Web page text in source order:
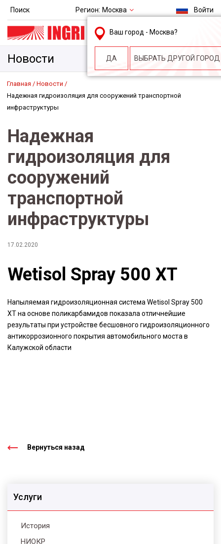
Поиск Регион: Москва
Ваш город - Москва?
ДА ВЫБРАТЬ ДРУГОЙ ГОРОД
Войти
msk@ingri.ru
пн. – пт.: 9.00-18.00
Новости
Услуги
История
НИОКР
Главная
Новости
Надежная гидроизоляция для сооружений транспортной
инфраструктуры
Надежная
гидроизоляция для
сооружений
транспортной
инфраструктуры
17.02.2020
Wetisol Spray 500 XT
Напыляемая гидроизоляционная система Wetisol Spray 500
XT на основе поликарбамидов показала отличнейшие
результаты при устройстве бесшовного гидроизоляционного
антикоррозионного покрытия автомобильного моста в
Калужской области
Вернуться назад